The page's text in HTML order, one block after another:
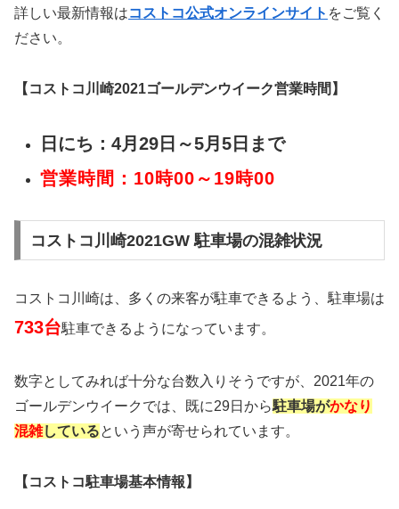
詳しい最新情報はコストコ公式オンラインサイト をご覧く
ださい。
【コストコ川崎2021ゴールデンウイーク営業時間】
日にち：4月29日～5月5日まで
営業時間：10時00～19時00
コストコ川崎2021GW 駐車場の混雑状況
コストコ川崎は、多くの来客が駐車できるよう、駐車場は
733台駐車できるようになっています。
数字としてみれば十分な台数入りそうですが、2021年の
ゴールデンウイークでは、既に29日から駐車場がかなり
混雑しているという声が寄せられています。
【コストコ駐車場基本情報】